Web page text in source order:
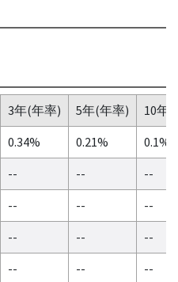
3年(年率) 5年(年率)
10年(
0.34% 0.21%
0.1%
-- --
--
-- --
--
-- --
--
-- --
--